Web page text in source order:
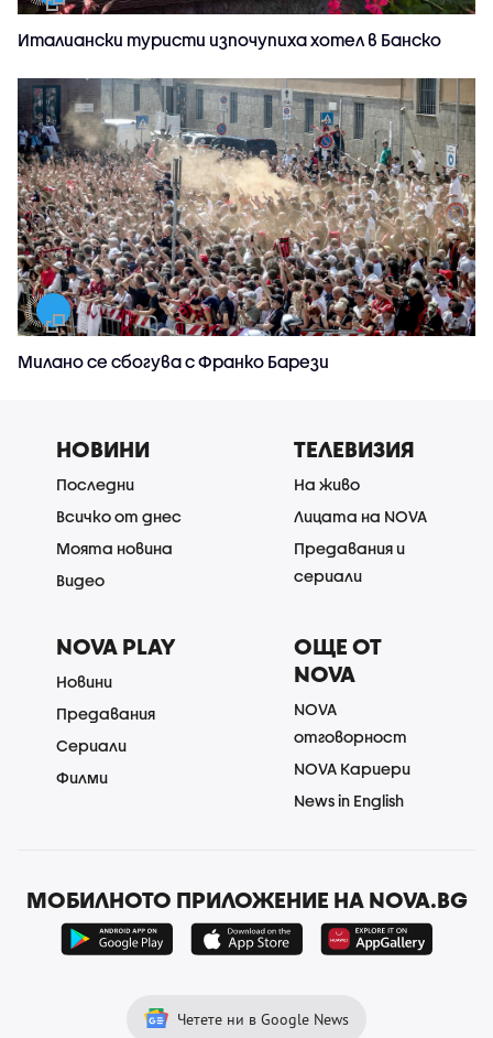
Италиански туристи изпочупиха хотел в Банско
Милано се сбогува с Франко Барези
НОВИНИ
Последни
Всичко от днес
Моята новина
Видео
ТЕЛЕВИЗИЯ
На живо
Лицата на NOVA
Предавания и
сериали
NOVA PLAY
Новини
Предавания
Сериали
Филми
ОЩЕ ОТ
NOVA
NOVA
отговорност
NOVA Кариери
News in English
МОБИЛНОТО ПРИЛОЖЕНИЕ НА NOVA.BG
Четете ни в Google News